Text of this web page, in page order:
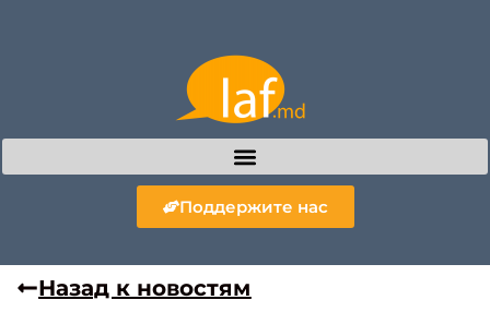
Поддержите нас
Назад к новостям